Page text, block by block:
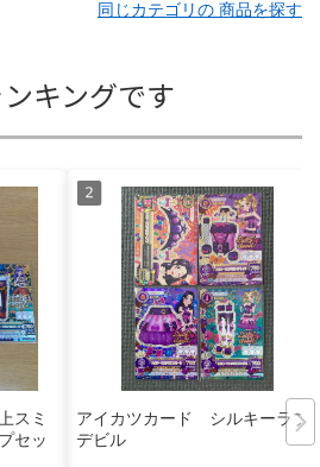
同じカテゴリの 商品を探す
キングです
スミ
セッ
アイカツカード シルキーラブ
デビル